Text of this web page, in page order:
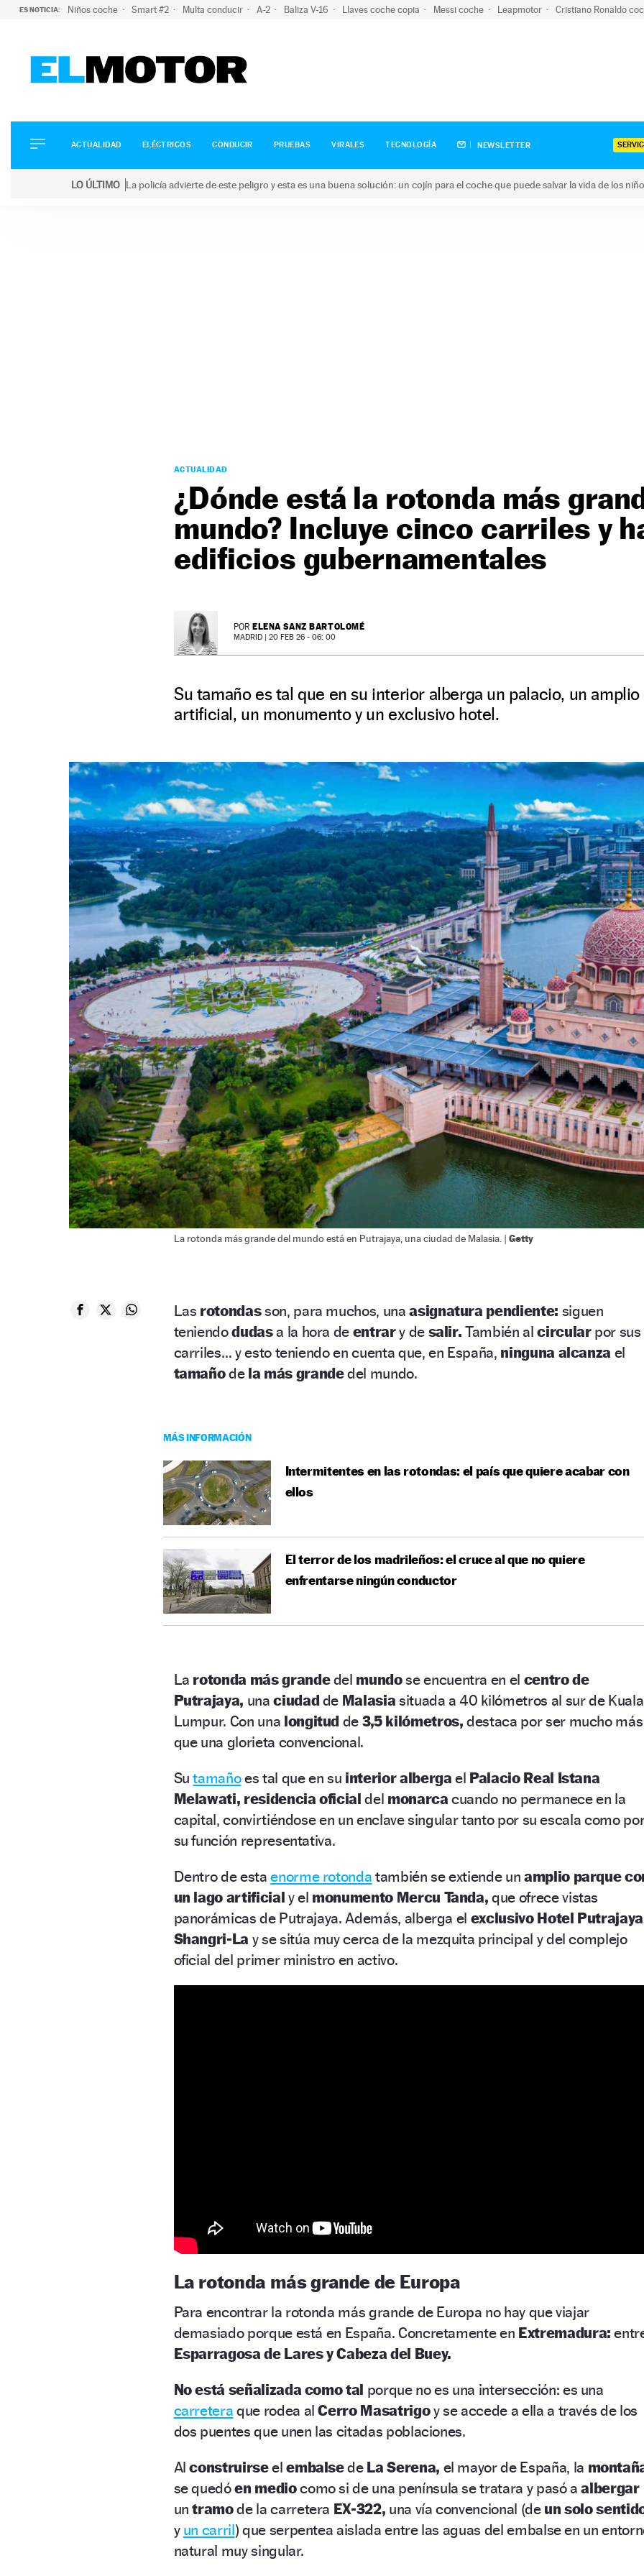
ES NOTICIA: Niños coche Smart #2 Multa conducir A-2 Baliza V-16 Llaves coche copia Messi coche Leapmotor Cristiano Ronaldo
ELÉCTRICOS
CONDUCIR
ACTUALIDAD ELÉCTRICOS CONDUCIR PRUEBAS VIRALES TECNOLOGÍA NEWSLETTER
LO ÚLTIMO La policía advierte de este peligro y esta es una buena solución: un cojín para el coche que puede salvar la vida de los
ACTUALIDAD
¿Dónde está la rotonda más
mundo? Incluye cinco carriles y
edificios gubernamentales
POR ELENA SANZ BARTOLOMÉ
MADRID | 20 FEB 26 - 06: 00
Su tamaño es tal que en su interior alberga un palacio, un
artificial, un monumento y un exclusivo hotel.
La rotonda más grande del mundo está en Putrajaya, una ciudad de Malasia. | Getty
Las rotondasson, para muchos, unaasignatura pendiente: siguen
teniendodudasa la hora de entrary desalir.También alcircular por sus
carriles… y esto teniendo en cuenta que, en España, ninguna alcanza el
tamañode la más grandedel mundo.
MÁS INFORMACIÓN
Intermitentes en las rotondas: el país que quiere acabar con
ellos
El terror de los madrileños: el cruce al que no quiere
enfrentarse ningún conductor
La rotonda más grandedel mundose encuentra en el centro de
Putrajaya, unaciudadde Malasia situada a 40 kilómetros al sur de Kuala
Lumpur. Con una longitud de 3,5 kilómetros,destaca por ser mucho más
que una glorieta convencional.
Sutamañoes tal que en su interior alberga el Palacio Real Istana
Melawati, residencia oficial del monarcacuando no permanece en la
capital, convirtiéndose en un enclave singular tanto por su escala como
su función representativa.
Dentro de estaenorme rotonda también se extiende un amplio parque
un lago artificial y el monumento Mercu Tanda, que ofrece vistas
panorámicas de Putrajaya. Además, alberga el exclusivo Hotel Putrajaya
Shangri-La y se sitúa muy cerca de la mezquita principal y del complejo
oficial del primer ministro en activo.
La rotonda más grande de Europa
Para encontrar la rotonda más grande de Europa no hay que viajar
demasiado porque está en España. Concretamente en Extremadura:
Esparragosa de Lares y Cabeza del Buey.
No está señalizada como tal porque no es una intersección: es una
carretera que rodea alCerro Masatrigoy se accede a ella a través de los
dos puentes que unen las citadas poblaciones.
AlconstruirseelembalsedeLa Serena, el mayor de España, la
se quedóen mediocomo si de una península se tratara y pasó a albergar
untramode la carretera EX-322, una vía convencional (de un solo
y un carril) que serpentea aislada entre las aguas del embalse en un
natural muy singular.